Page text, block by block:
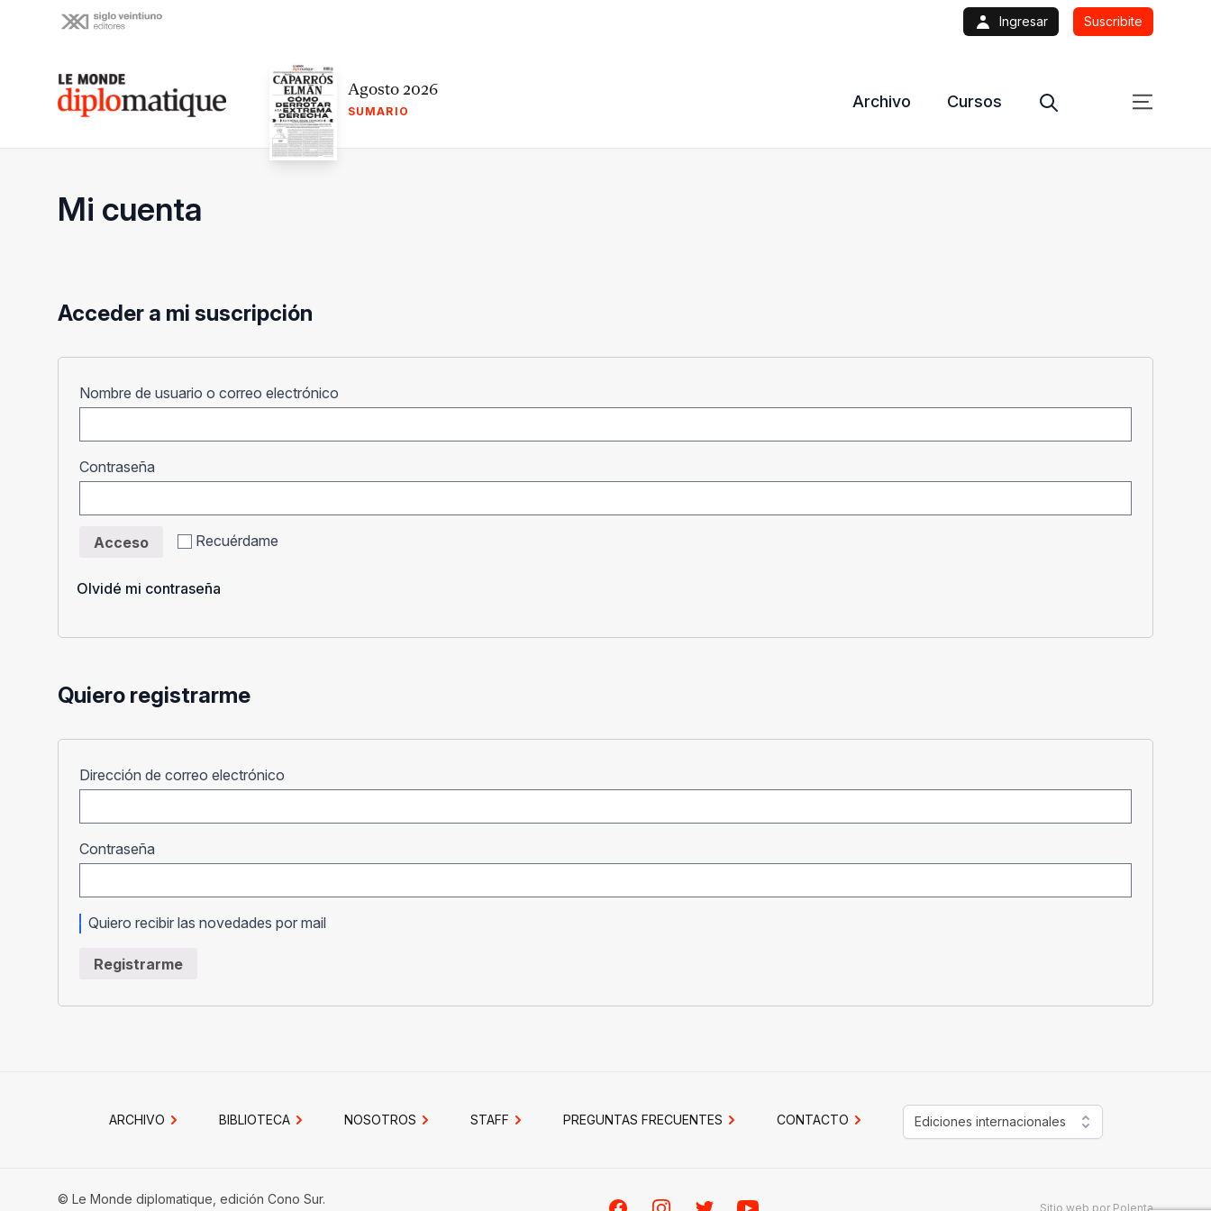
Ingresar Suscribite
Le monde diplomatique Agosto 2026
SUMARIO
Archivo Cursos
Mi cuenta
Acceder a mi suscripción
Nombre de usuario o correo electrónico
Contraseña
Recuérdame
Acceso
Olvidé mi contraseña
Quiero registrarme
Dirección de correo electrónico
Contraseña
Quiero recibir las novedades por mail
Registrarme
ARCHIVO BIBLIOTECA NOSOTROS STAFF PREGUNTAS FRECUENTES CONTACTO Ediciones internacionales
© Le Monde diplomatique, edición Cono Sur.
Sitio web por Polenta